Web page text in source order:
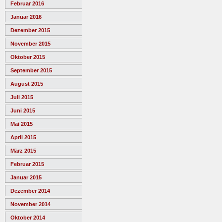
Februar 2016
Januar 2016
Dezember 2015
November 2015
Oktober 2015
September 2015
August 2015
Juli 2015
Juni 2015
Mai 2015
April 2015
März 2015
Februar 2015
Januar 2015
Dezember 2014
November 2014
Oktober 2014